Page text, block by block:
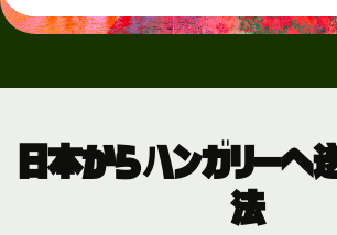
日本からハンガリー
法